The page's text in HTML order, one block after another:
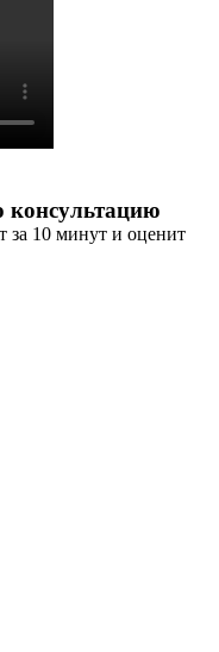
консультацию
за 10 минут и оценит